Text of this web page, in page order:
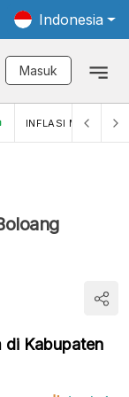
Indonesia
Masuk
INFLASI MOM (MEI)
di Kabupaten